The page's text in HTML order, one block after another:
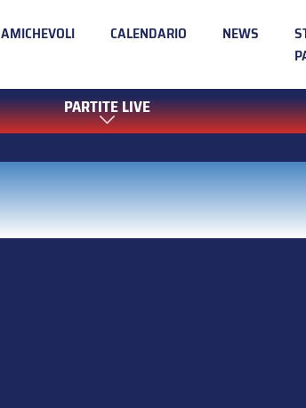
AMICHEVOLI CALENDARIO NEWS
PARTITE LIVE